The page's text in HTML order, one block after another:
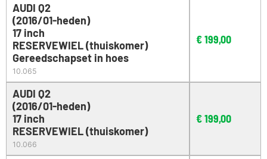
AUDI Q2
(2016/01-heden)
17 inch
RESERVEWIEL (thuiskomer)
Gereedschapset in hoes
10.065
€199,00
AUDI Q2
(2016/01-heden)
17 inch
RESERVEWIEL (thuiskomer)
10.066
€199,00